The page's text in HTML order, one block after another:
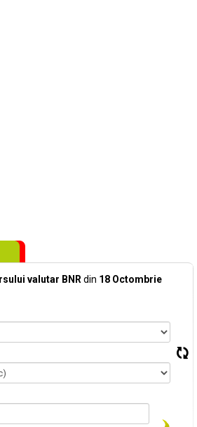
valutar BNR din 18 Octombrie